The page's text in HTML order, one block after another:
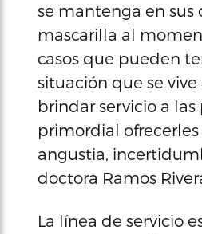
se mantenga en sus
mascarilla al
casos que pueden
situación que se
brindar servicio a
primordial
angustia,
doctora Ramos
La línea de servicio